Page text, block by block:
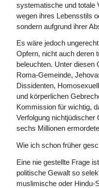
systematische und totale
wegen ihres Lebensstils
sondern aufgrund ihrer
Es wäre jedoch
Opfern, nicht auch deren
beleuchten. Unter diesen
Roma-Gemeinde,
Dissidenten,
und körperlichen
Kommission für wichtig,
Verfolgung nichtjüdischer
sechs Millionen
Wie ich schon früher
Eine nie gestellte Frage
politische Gewalt so
muslimische oder Hindu-